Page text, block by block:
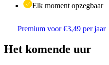
Elk moment opzegbaar
Premium voor €3,49 per jaar
Het komende uur